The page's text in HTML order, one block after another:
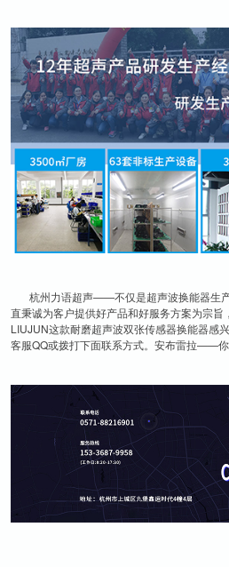
杭州力语超声——不仅是超声波换能器生
直秉诚为客户提供好产品和好服务方案为宗
LIUJUN这款耐磨超声波双张传感器换能器感
客服QQ或拨打下面联系方式。安布雷拉——你